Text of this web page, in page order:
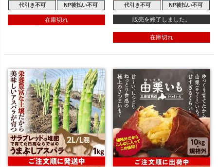
代引き不可
NP後払い不可
在庫切れ
代引き不可
NP後払い不可
販売を終了しました。
在庫切れ